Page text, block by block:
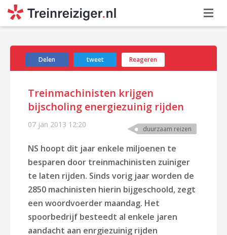
Delen tweet Reageren
Treinmachinisten krijgen
bijscholing energiezuinig rijden
07 jan 2013 12:20 duurzaam reizen
NS hoopt dit jaar enkele miljoenen te
besparen door treinmachinisten zuiniger
te laten rijden. Sinds vorig jaar worden de
2850 machinisten hierin bijgeschoold, zegt
een woordvoerder maandag. Het
spoorbedrijf besteedt al enkele jaren
aandacht aan enrgiezuinig rijden